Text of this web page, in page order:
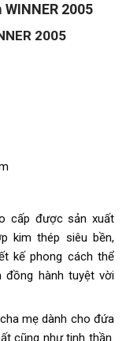
2005
2005
cấp được sản xuất
kim thép siêu bền,
kế phong cách thể
đồng hành tuyệt vời
mẹ dành cho đứa
cũng như tinh thần.